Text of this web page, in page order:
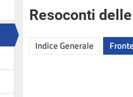
Resoconti
Indice Generale